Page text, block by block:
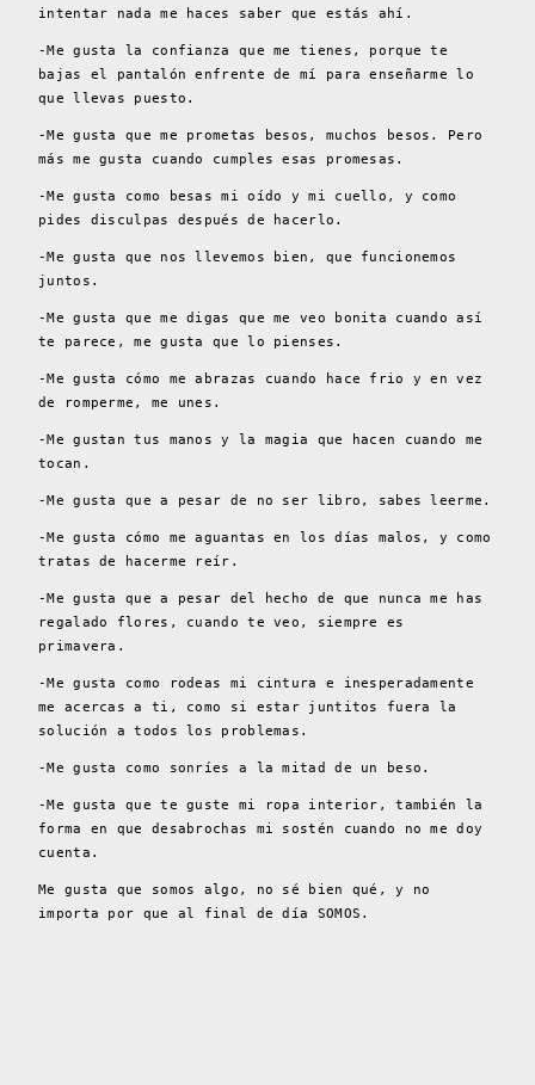
intentar nada me haces saber que estás ahí.
-Me gusta la confianza que me tienes, porque te
bajas el pantalón enfrente de mí para enseñarme lo
que llevas puesto.
-Me gusta que me prometas besos, muchos besos. Pero
más me gusta cuando cumples esas promesas.
-Me gusta como besas mi oído y mi cuello, y como
pides disculpas después de hacerlo.
-Me gusta que nos llevemos bien, que funcionemos
juntos.
-Me gusta que me digas que me veo bonita cuando así
te parece, me gusta que lo pienses.
-Me gusta cómo me abrazas cuando hace frio y en vez
de romperme, me unes.
-Me gustan tus manos y la magia que hacen cuando me
tocan.
-Me gusta que a pesar de no ser libro, sabes leerme.
-Me gusta cómo me aguantas en los días malos, y como
tratas de hacerme reír.
-Me gusta que a pesar del hecho de que nunca me has
regalado flores, cuando te veo, siempre es
primavera.
-Me gusta como rodeas mi cintura e inesperadamente
me acercas a ti, como si estar juntitos fuera la
solución a todos los problemas.
-Me gusta como sonríes a la mitad de un beso.
-Me gusta que te guste mi ropa interior, también la
forma en que desabrochas mi sostén cuando no me doy
cuenta.
Me gusta que somos algo, no sé bien qué, y no
importa por que al final de día SOMOS.